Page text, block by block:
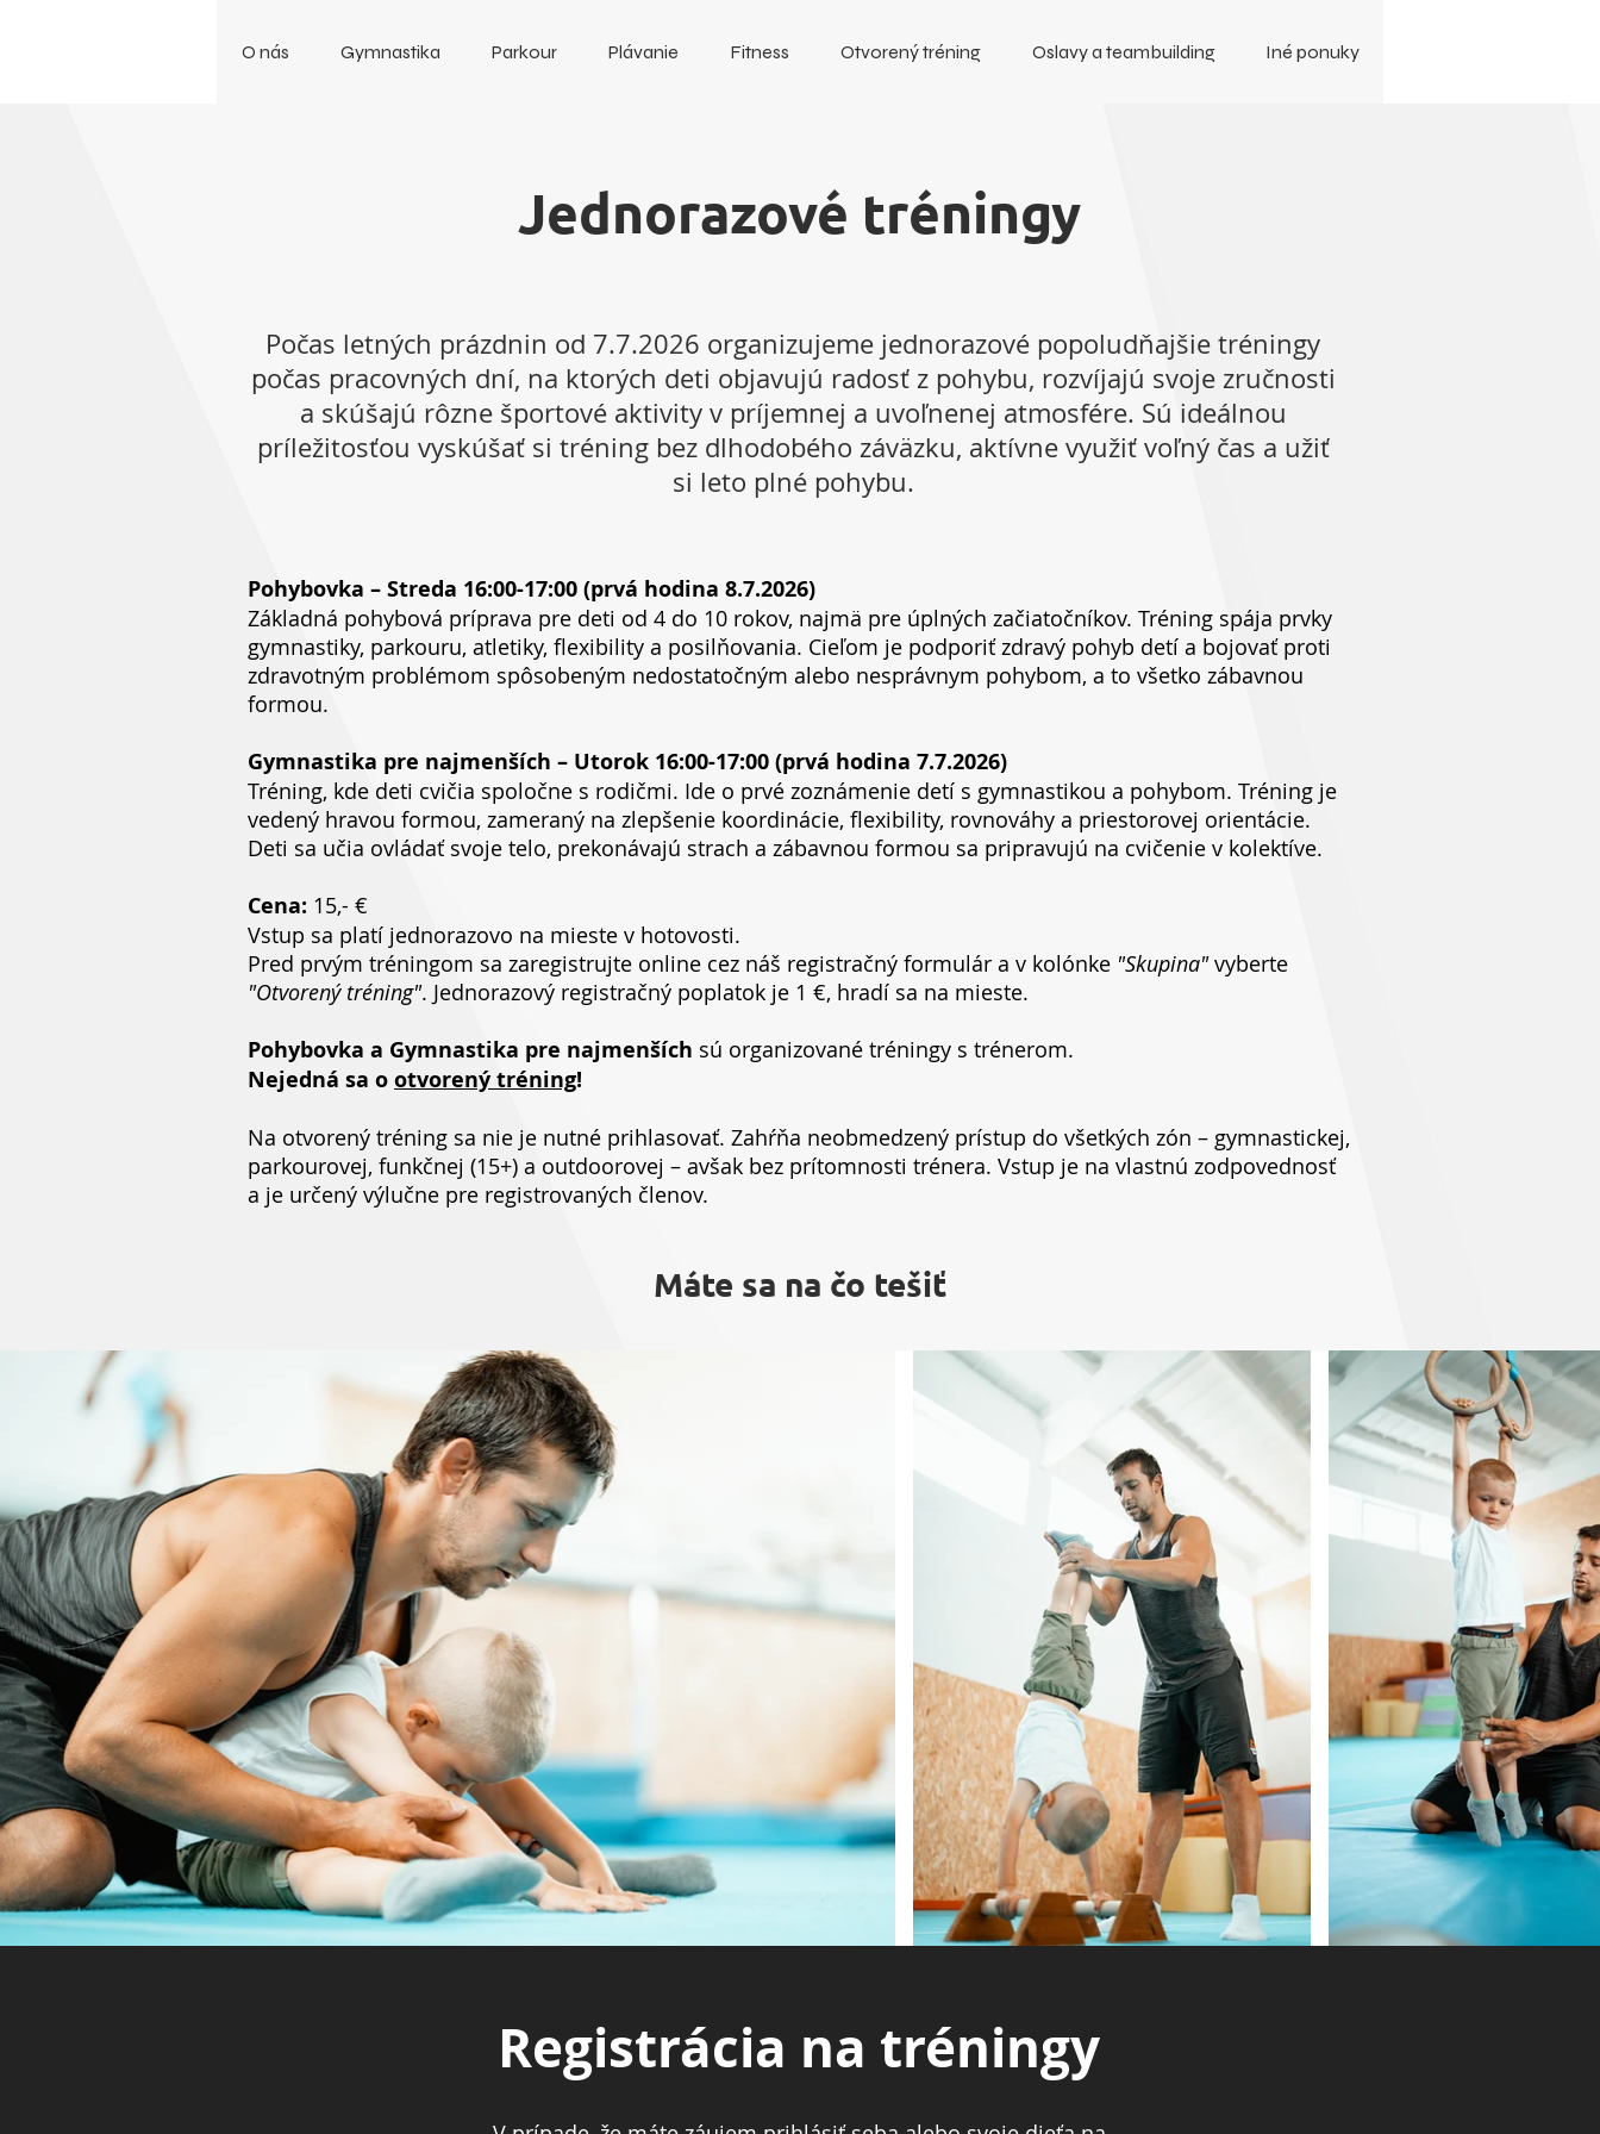
O nás Gymnastika Parkour Plávanie Fitness Otvorený tréning Oslavy a teambuilding Iné ponuky
Jednorazové tréningy
Počas letných prázdnin od 7.7.2026 organizujeme jednorazové popoludňajšie tréningy
počas pracovných dní, na ktorých deti objavujú radosť z pohybu, rozvíjajú svoje zručnosti
a skúšajú rôzne športové aktivity v príjemnej a uvoľnenej atmosfére. Sú ideálnou
príležitosťou vyskúšať si tréning bez dlhodobého záväzku, aktívne využiť voľný čas a užiť
si leto plné pohybu.
Pohybovka – Streda 16:00-17:00 (prvá hodina 8.7.2026)
Základná pohybová príprava pre deti od 4 do 10 rokov, najmä pre úplných začiatočníkov. Tréning spája prvky
gymnastiky, parkouru, atletiky, flexibility a posilňovania. Cieľom je podporiť zdravý pohyb detí a bojovať proti
zdravotným problémom spôsobeným nedostatočným alebo nesprávnym pohybom, a to všetko zábavnou
formou.
Gymnastika pre najmenších – Utorok 16:00-17:00 (prvá hodina 7.7.2026)
Tréning, kde deti cvičia spoločne s rodičmi. Ide o prvé zoznámenie detí s gymnastikou a pohybom. Tréning je
vedený hravou formou, zameraný na zlepšenie koordinácie, flexibility, rovnováhy a priestorovej orientácie.
Deti sa učia ovládať svoje telo, prekonávajú strach a zábavnou formou sa pripravujú na cvičenie v kolektíve.
Cena: 15,- €
Vstup sa platí jednorazovo na mieste v hotovosti.
Pred prvým tréningom sa zaregistrujte online cez náš registračný formulár a v kolónke "Skupina"vyberte
"Otvorený tréning". Jednorazový registračný poplatok je 1 €, hradí sa na mieste.
Pohybovka a Gymnastika pre najmenších sú organizované tréningy s trénerom.
Nejedná sa o otvorený tréning!
Na otvorený tréning sa nie je nutné prihlasovať. Zahŕňa neobmedzený prístup do všetkých zón – gymnastickej,
parkourovej, funkčnej (15+) a outdoorovej – avšak bez prítomnosti trénera. Vstup je na vlastnú zodpovednosť
a je určený výlučne pre registrovaných členov.
Máte sa na čo tešiť
Registrácia na tréningy